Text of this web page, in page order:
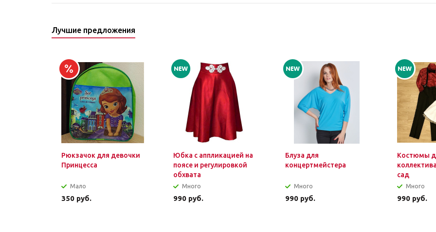
Лучшие предложения
Рюкзачок для девочки
Принцесса
Мало
350 руб.
Юбка с аппликацией на
поясе и регулировкой
обхвата
Много
990 руб.
Блуза для
концертмейстера
Много
990 руб.
Костюмы
сад
Много
990 руб.